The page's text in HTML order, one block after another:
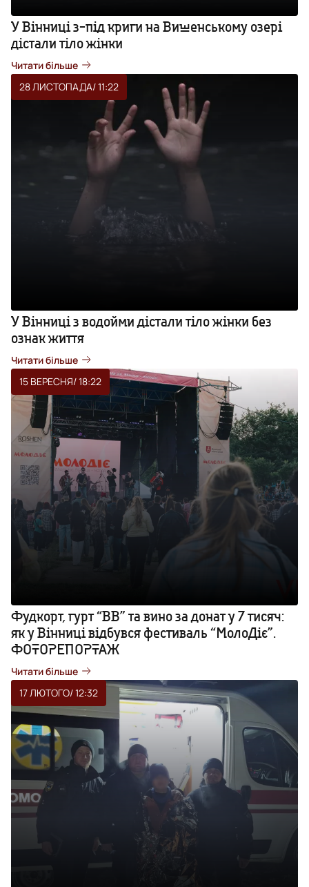
У Вінниці з-під криги на Вишенському озері
дістали тіло жінки
Читати більше
28 ЛИСТОПАДА/ 11:22
У Вінниці з водойми дістали тіло жінки без
ознак життя
Читати більше
15 ВЕРЕСНЯ/ 18:22
Фудкорт, гурт “ВВ” та вино за донат у 7 тисяч:
як у Вінниці відбувся фестиваль “МолоДіє”.
ФОТОРЕПОРТАЖ
Читати більше
17 ЛЮТОГО/ 12:32